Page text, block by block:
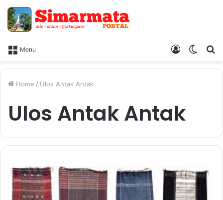
Menu
Switch
Log
Home / Ulos Antak Antak
Ulos Antak Antak